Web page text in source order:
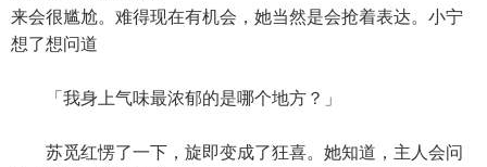
来会很尴尬。难得现在有机会，她当然是会抢着表达。小宁
想了想问道
「我身上气味最浓郁的是哪个地方？」
苏觅红愣了一下，旋即变成了狂喜。她知道，主人会问